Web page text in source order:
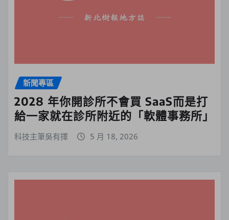
新聞專區
2028 年你開診所不會買 SaaS而是打
給一家就在診所附近的「軟體事務所」
科技主筆吳有擇 5 月 18, 2026